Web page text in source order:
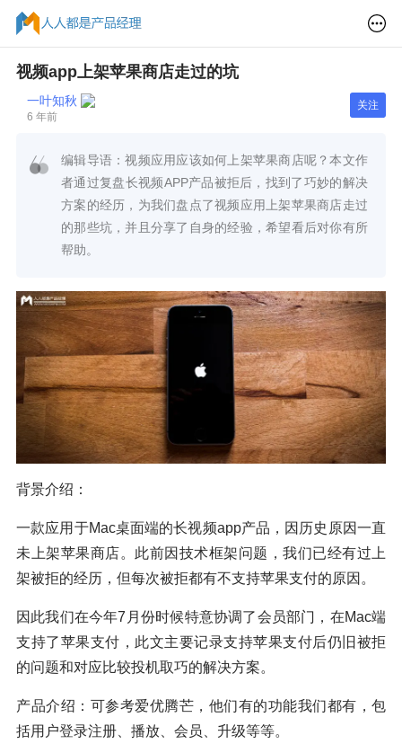
视频app上架苹果商店走过的坑
一叶知秋
6 年前
关注
编辑导语：视频应用应该如何上架苹果商店呢？本文作
者通过复盘长视频APP产品被拒后，找到了巧妙的解决
方案的经历，为我们盘点了视频应用上架苹果商店走过
的那些坑，并且分享了自身的经验，希望看后对你有所
帮助。
背景介绍：
一款应用于Mac桌面端的长视频app产品，因历史原因一直
未上架苹果商店。此前因技术框架问题，我们已经有过上
架被拒的经历，但每次被拒都有不支持苹果支付的原因。
因此我们在今年7月份时候特意协调了会员部门，在Mac端
支持了苹果支付，此文主要记录支持苹果支付后仍旧被拒
的问题和对应比较投机取巧的解决方案。
产品介绍：可参考爱优腾芒，他们有的功能我们都有，包
括用户登录注册、播放、会员、升级等等。